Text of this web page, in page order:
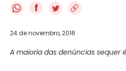
f
24 de novembro, 2016
A maioria das denúncias sequer